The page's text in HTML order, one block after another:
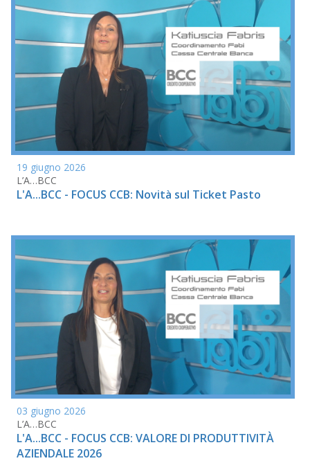
19 giugno 2026
L’A…BCC
L'A...BCC - FOCUS CCB: Novità sul Ticket Pasto
03 giugno 2026
L’A…BCC
L'A...BCC - FOCUS CCB: VALORE DI PRODUTTIVITÀ
AZIENDALE 2026